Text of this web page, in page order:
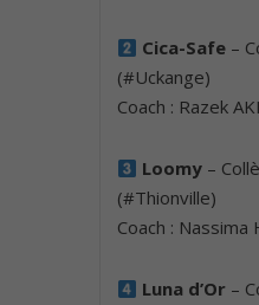
Cica-Safe –
(#Uckange)
Coach : Razek
Loomy –
(#Thionville)
Coach : Nassima
Luna d’Or –